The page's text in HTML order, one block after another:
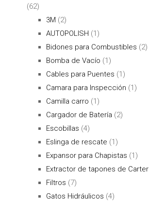
(62)
3M (2)
AUTOPOLISH (1)
Bidones para Combustibles (2)
Bomba de Vacío (1)
Cables para Puentes (1)
Camara para Inspección (1)
Camilla carro (1)
Cargador de Batería (2)
Escobillas (4)
Eslinga de rescate (1)
Expansor para Chapistas (1)
Extractor de tapones de Carter
Filtros (7)
Gatos Hidráulicos (4)